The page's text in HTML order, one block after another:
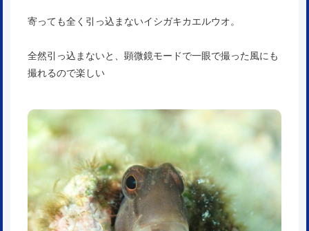
寄っても全く引っ込まないイシガキカエルウオ。
全然引っ込まないと、顕微鏡モードで一眼で撮った風にも
撮れるので楽しい